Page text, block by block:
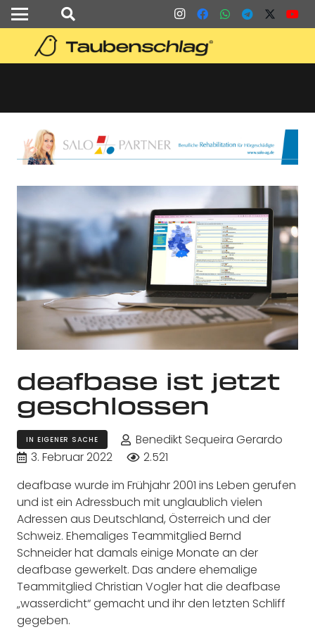
deafbase ist jetzt
geschlossen
IN EIGENER SACHE
Benedikt Sequeira Gerardo
3. Februar 2022
2.521
deafbase wurde im Frühjahr 2001 ins Leben gerufen
und ist ein Adressbuch mit unglaublich vielen
Adressen aus Deutschland, Österreich und der
Schweiz. Ehemaliges Teammitglied Bernd
Schneider hat damals einige Monate an der
deafbase gewerkelt. Das andere ehemalige
Teammitglied Christian Vogler hat die deafbase
„wasserdicht“ gemacht und ihr den letzten Schliff
gegeben.